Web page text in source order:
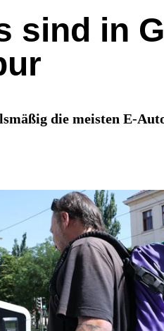
sind in
die meisten E-